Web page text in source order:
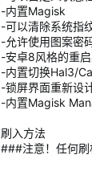
-内置Magisk
-可以清除系统指
-允许使用图案密
-安卓8风格的重
-内置切换Hal3/
-锁屏界面重新设
-内置Magisk
刷入方法
###注意！任何刷